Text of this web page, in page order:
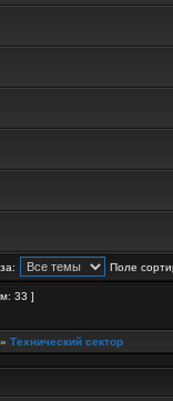
Поле
33 ]
» Технический сектор